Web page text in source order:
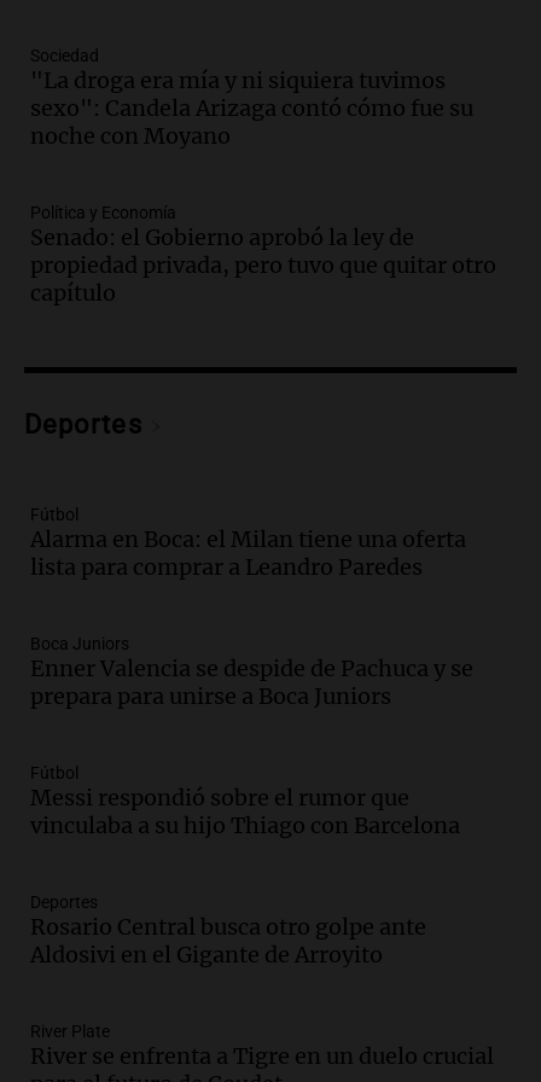
de la UBA
El dato confiable
Episodios
Audio.Cientos de fieles celebran a San
Panorama Federal
Episodios
Audio. "Tiene que haber una
reglamentación": el reclamo del Kennel
Audio.Trump acusa a México de
Panorama Federal
Episodios
Audio.México y Perú reanudan
Panorama Federal
Episodios
Audio.Kicillof critica represión en
este miércoles
Noticias
Episodios
tensiones y críticas
Panorama Federal
Episodios
Nacional del Salame con la novedad de la
variedad “ultra premium”
Sociedad
"La droga era mía y ni siquiera tuvimos
sexo": Candela Arizaga contó cómo fue su
noche con Moyano
Política y Economía
Senado: el Gobierno aprobó la ley de
propiedad privada, pero tuvo que quitar otro
capítulo
Deportes
Fútbol
Alarma en Boca: el Milan tiene una oferta
lista para comprar a Leandro Paredes
Boca Juniors
Enner Valencia se despide de Pachuca y se
prepara para unirse a Boca Juniors
Fútbol
Messi respondió sobre el rumor que
vinculaba a su hijo Thiago con Barcelona
Deportes
Rosario Central busca otro golpe ante
Aldosivi en el Gigante de Arroyito
River Plate
River se enfrenta a Tigre en un duelo crucial